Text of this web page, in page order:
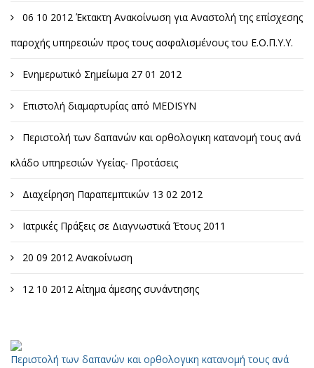
06 10 2012 Έκτακτη Ανακοίνωση για Αναστολή της επίσχεσης
παροχής υπηρεσιών προς τους ασφαλισμένους του Ε.Ο.Π.Υ.Υ.
Ενημερωτικό Σημείωμα 27 01 2012
Επιστολή διαμαρτυρίας από MEDISYN
Περιστολή των δαπανών και ορθολογικη κατανομή τους ανά
κλάδο υπηρεσιών Υγείας- Προτάσεις
Διαχείρηση Παραπεμπτικών 13 02 2012
Ιατρικές Πράξεις σε Διαγνωστικά Έτους 2011
20 09 2012 Ανακοίνωση
12 10 2012 Αίτημα άμεσης συνάντησης
Περιστολή των δαπανών και ορθολογικη κατανομή τους ανά